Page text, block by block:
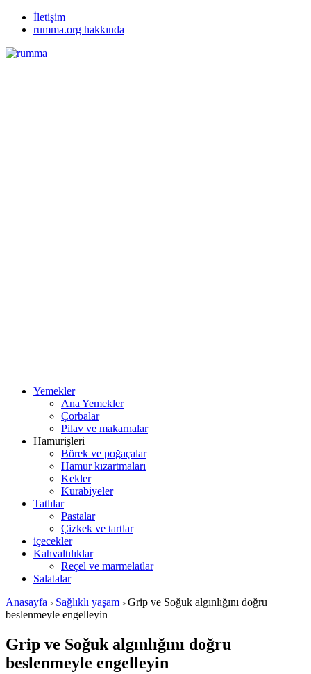
İletişim
rumma.org hakkında
Yemekler
Ana Yemekler
Çorbalar
Pilav ve makarnalar
Hamurişleri
Börek ve poğaçalar
Hamur kızartmaları
Kekler
Kurabiyeler
Tatlılar
Pastalar
Çizkek ve tartlar
içecekler
Kahvaltılıklar
Reçel ve marmelatlar
Salatalar
Anasayfa > Sağlıklı yaşam > Grip ve Soğuk algınlığını doğru
beslenmeyle engelleyin
Grip ve Soğuk algınlığını doğru
beslenmeyle engelleyin